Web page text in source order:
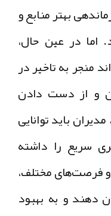
بهتر منابع و
در عین حال،
به تاخیر در
از دست دادن
باید توانایی
را داشته
مختلف،
و به بهبود